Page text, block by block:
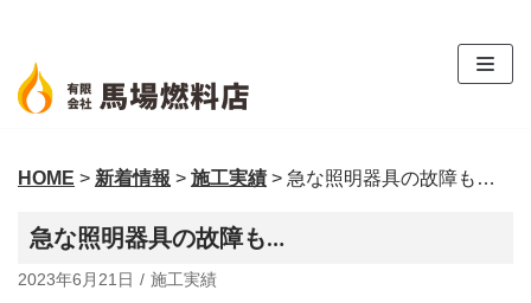
ン
テ
ン
へ
キ
ッ
HOME > 新着情報 > 施工実績 > 急な照明器具の故障も…
急な照明器具の故障も…
2023年6月21日 施工実績